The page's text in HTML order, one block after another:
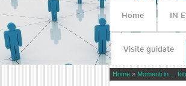
Home IN
Visite guidate
Home » Momenti in ...